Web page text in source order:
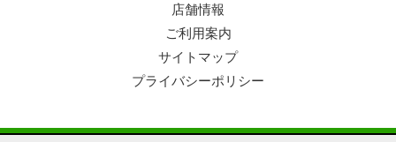
店舗情報
ご利用案内
サイトマップ
プライバシーポリシー